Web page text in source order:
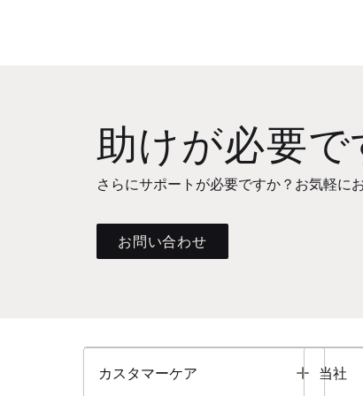
助けが必要で
さらにサポートが必要ですか？お気軽に
お問い合わせ
カスタマーケア Toggle
当社